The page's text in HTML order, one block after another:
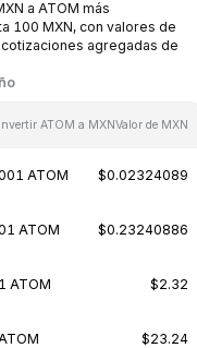
a ATOM más
100 MXN, con valores de
agregadas de
ATOM a MXNValor de MXN
ATOM $0.02324089
ATOM $0.23240886
ATOM $2.32
$23.24